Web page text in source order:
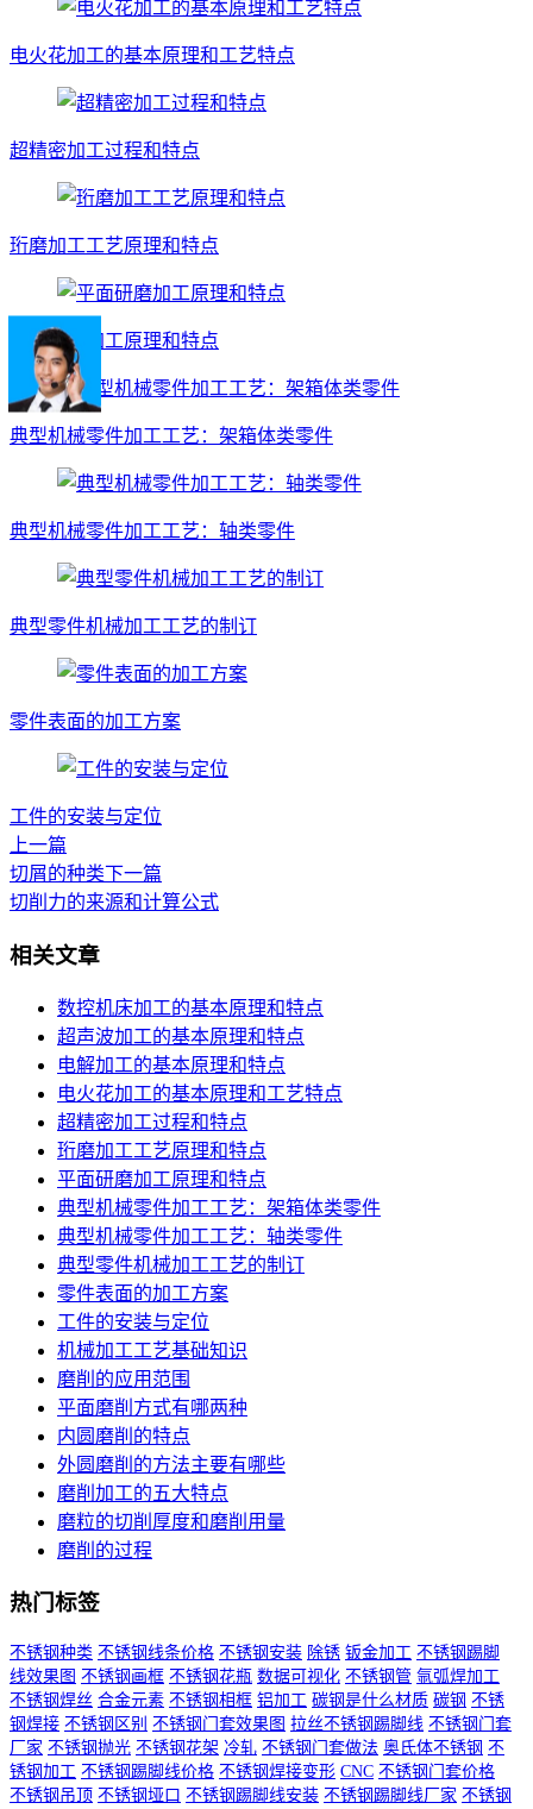
电火花加工的基本原理和工艺特点
超精密加工过程和特点
珩磨加工工艺原理和特点
平面研磨加工原理和特点
典型机械零件加工工艺：架箱体类零件
典型机械零件加工工艺：轴类零件
典型零件机械加工工艺的制订
零件表面的加工方案
工件的安装与定位
上一篇
切屑的种类下一篇
切削力的来源和计算公式
相关文章
数控机床加工的基本原理和特点
超声波加工的基本原理和特点
电解加工的基本原理和特点
电火花加工的基本原理和工艺特点
超精密加工过程和特点
珩磨加工工艺原理和特点
平面研磨加工原理和特点
典型机械零件加工工艺：架箱体类零件
典型机械零件加工工艺：轴类零件
典型零件机械加工工艺的制订
零件表面的加工方案
工件的安装与定位
机械加工工艺基础知识
磨削的应用范围
平面磨削方式有哪两种
内圆磨削的特点
外圆磨削的方法主要有哪些
磨削加工的五大特点
磨粒的切削厚度和磨削用量
磨削的过程
热门标签
不锈钢种类 不锈钢线条价格 不锈钢安装 除锈 钣金加工 不锈钢踢脚
线效果图 不锈钢画框 不锈钢花瓶 数据可视化 不锈钢管 氩弧焊加工
不锈钢焊丝 合金元素 不锈钢相框 铝加工 碳钢是什么材质 碳钢 不锈
钢焊接 不锈钢区别 不锈钢门套效果图 拉丝不锈钢踢脚线 不锈钢门套
厂家 不锈钢抛光 不锈钢花架 冷轧 不锈钢门套做法 奥氏体不锈钢 不
锈钢加工 不锈钢踢脚线价格 不锈钢焊接变形 CNC 不锈钢门套价格
不锈钢吊顶 不锈钢垭口 不锈钢踢脚线安装 不锈钢踢脚线厂家 不锈钢